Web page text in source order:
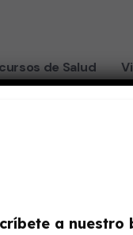
de Salud
a nuestro